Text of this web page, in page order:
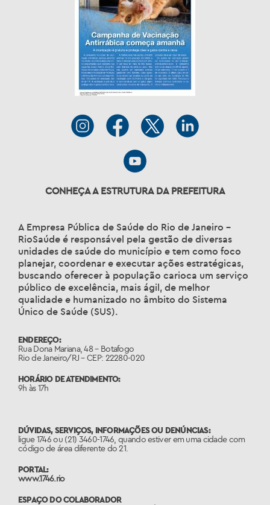
CONHEÇA A ESTRUTURA DA PREFEITURA
A Empresa Pública de Saúde do Rio de Janeiro –
RioSaúde é responsável pela gestão de diversas
unidades de saúde do município e tem como foco
planejar, coordenar e executar ações estratégicas,
buscando oferecer à população carioca um serviço
público de excelência, mais ágil, de melhor
qualidade e humanizado no âmbito do Sistema
Único de Saúde (SUS).
ENDEREÇO:
Rua Dona Mariana, 48 – Botafogo
Rio de Janeiro/RJ – CEP: 22280-020
HORÁRIO DE ATENDIMENTO:
9h às 17h
DÚVIDAS, SERVIÇOS, INFORMAÇÕES OU DENÚNCIAS:
ligue 1746 ou (21) 3460-1746, quando estiver em uma cidade com
código de área diferente do 21.
PORTAL:
www.1746.rio
ESPAÇO DO COLABORADOR